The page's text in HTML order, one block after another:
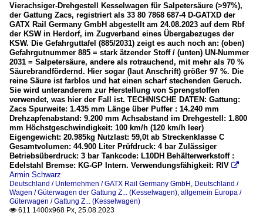
Vierachsiger-Drehgestell Kesselwagen für Salpetersäure (>97%),
der Gattung Zacs, registriert als 33 80 7868 687-4 D-GATXD der
GATX Rail Germany GmbH abgestellt am 24.08.2023 auf dem Rbf
der KSW in Herdorf, im Zugverband eines Übergabezuges der
KSW. Die Gefahrguttafel (885/2031) zeigt es auch noch an: (oben)
Gefahrgutnummer 885 = stark ätzender Stoff / (unten) UN-Nummer
2031 = Salpetersäure, andere als rotrauchend, mit mehr als 70 %
Säurebrandfördernd. Hier sogar (laut Anschrift) größer 97 %. Die
reine Säure ist farblos und hat einen scharf stechenden Geruch.
Sie wird unteranderem zur Herstellung von Sprengstoffen
verwendet, was hier der Fall ist. TECHNISCHE DATEN: Gattung:
Zacs Spurweite: 1.435 mm Länge über Puffer : 14.240 mm
Drehzapfenabstand: 9.200 mm Achsabstand im Drehgestell: 1.800
mm Höchstgeschwindigkeit: 100 km/h (120 km/h leer)
Eigengewicht: 20.985kg Nutzlast: 59,0t ab Streckenklasse C
Gesamtvolumen: 44.900 Liter Prüfdruck: 4 bar Zulässiger
Betriebsüberdruck: 3 bar Tankcode: L10DH Behälterwerkstoff :
Edelstahl Bremse: KG-GP Intern. Verwendungsfähigkeit: RIV 
Armin Schwarz
Deutschland / Unternehmen / GATX Rail Germany GmbH Deutschland /
Wagen / Güterwagen der Gattung Z... (Kesselwagen) allgemein Europa /
Güterwagen / Gattung Z... (Kesselwagen)
 611 1400x968 Px, 25.08.2023